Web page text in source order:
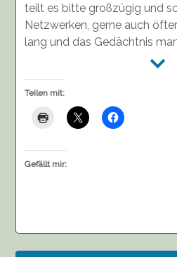
teilt es bitte großzügig und
Netzwerken, gerne auch
lang und das Gedächtnis
Teilen mit:
Gefällt mir: